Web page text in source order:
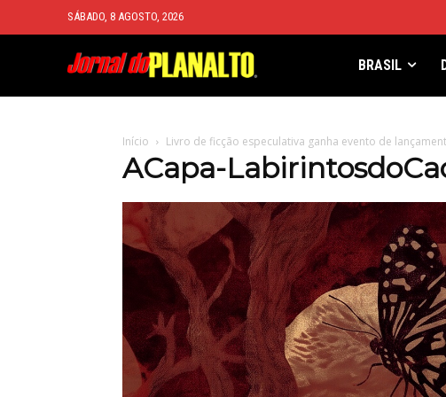
SÁBADO, 8 AGOSTO, 2026
BRASIL
Início Livro de ficção especulativa ganha evento de
ACapa-